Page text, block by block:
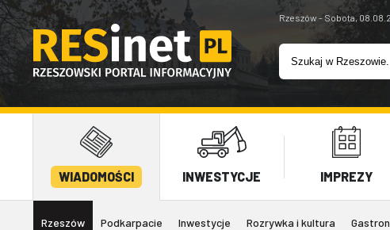
Rzeszów - Sobota,
WIADOMOŚCI INWESTYCJE IMPREZY
Rzeszów Podkarpacie Inwestycje Rozrywka i kultura